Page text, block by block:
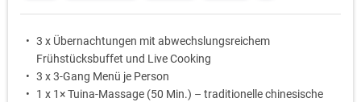
3 x Übernachtungen mit abwechslungsreichem
Frühstücksbuffet und Live Cooking
3 x 3-Gang Menü je Person
1 x 1× Tuina-Massage (50 Min.) – traditionelle chinesische